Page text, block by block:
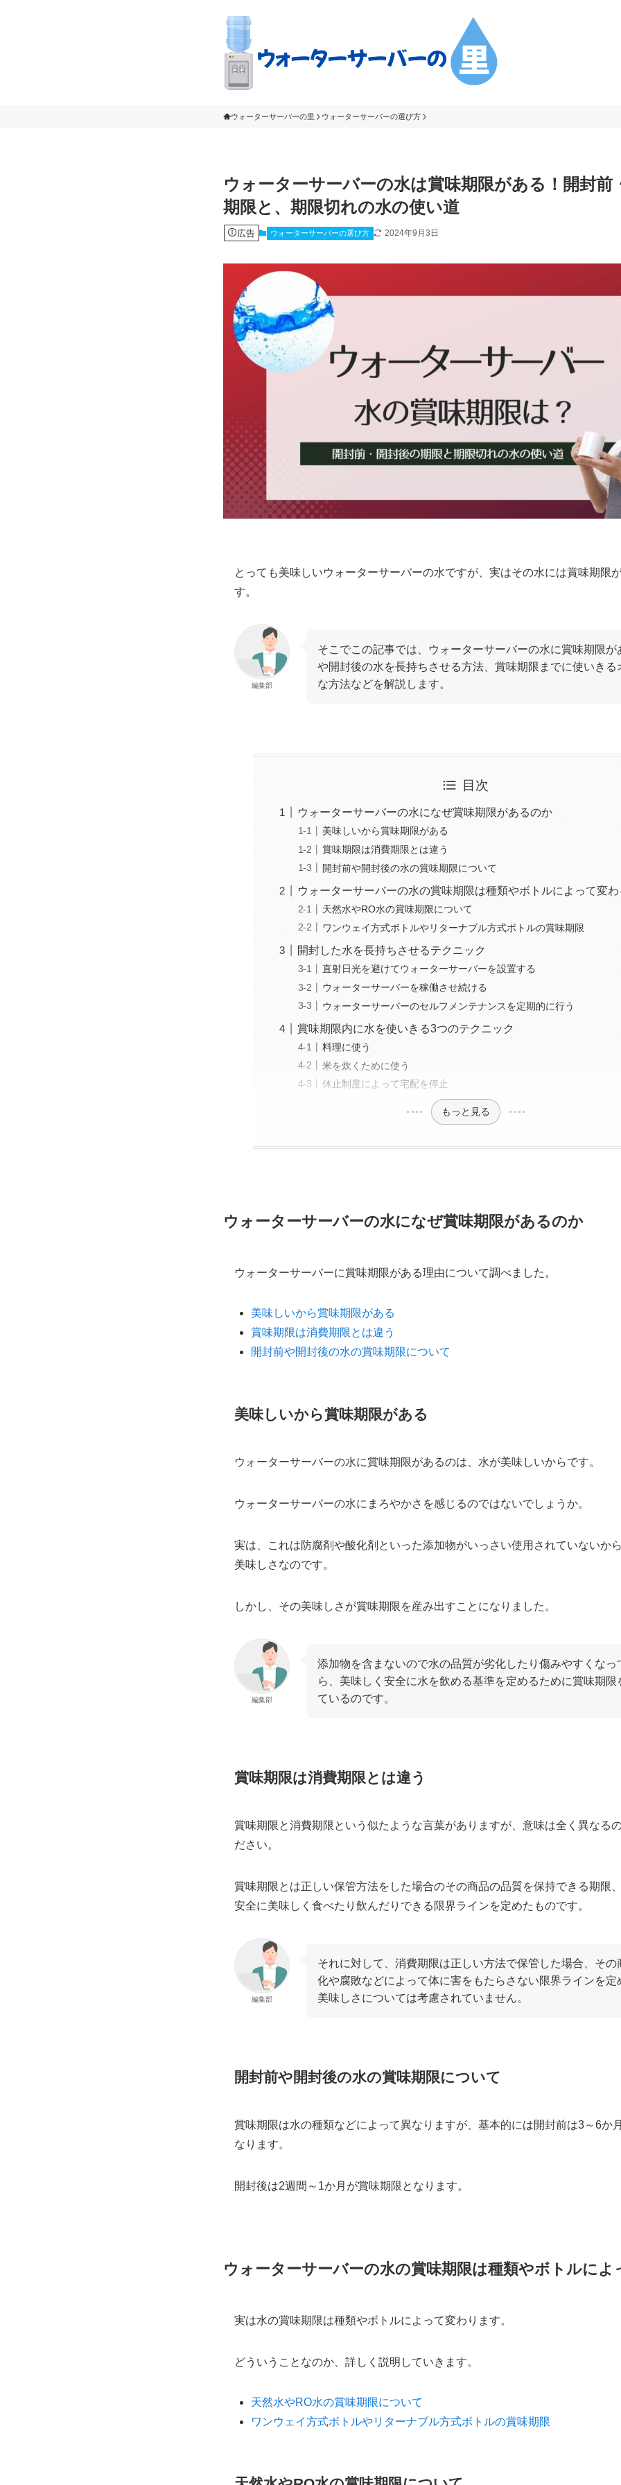
ウォーターサーバーの里 ウォーターサーバーの選び方
ウォーターサーバーの水は賞味期限がある！開封前
期限と、期限切れの水の使い道
広告 ウォーターサーバーの選び方 2024年9月3日
とっても美味しいウォーターサーバーの水ですが、実はその水には賞味期限
す。
編集部
そこでこの記事では、ウォーターサーバーの水に賞味期限が
や開封後の水を長持ちさせる方法、賞味期限までに使いきる
な方法などを解説します。
目次
ウォーターサーバーの水になぜ賞味期限があるのか
美味しいから賞味期限がある
賞味期限は消費期限とは違う
開封前や開封後の水の賞味期限について
ウォーターサーバーの水の賞味期限は種類やボトルによって変わ
天然水やRO水の賞味期限について
ワンウェイ方式ボトルやリターナブル方式ボトルの賞味期限
開封した水を長持ちさせるテクニック
直射日光を避けてウォーターサーバーを設置する
ウォーターサーバーを稼働させ続ける
ウォーターサーバーのセルフメンテナンスを定期的に行う
賞味期限内に水を使いきる3つのテクニック
料理に使う
米を炊くために使う
休止制度によって宅配を停止
もっと見る
ウォーターサーバーの水になぜ賞味期限があるのか
ウォーターサーバーに賞味期限がある理由について調べました。
美味しいから賞味期限がある
賞味期限は消費期限とは違う
開封前や開封後の水の賞味期限について
美味しいから賞味期限がある
ウォーターサーバーの水に賞味期限があるのは、水が美味しいからです。
ウォーターサーバーの水にまろやかさを感じるのではないでしょうか。
実は、これは防腐剤や酸化剤といった添加物がいっさい使用されていないか
美味しさなのです。
しかし、その美味しさが賞味期限を産み出すことになりました。
編集部
添加物を含まないので水の品質が劣化したり傷みやすくなっ
ら、美味しく安全に水を飲める基準を定めるために賞味期限
ているのです。
賞味期限は消費期限とは違う
賞味期限と消費期限という似たような言葉がありますが、意味は全く異なる
ださい。
賞味期限とは正しい保管方法をした場合のその商品の品質を保持できる期限
安全に美味しく食べたり飲んだりできる限界ラインを定めたものです。
編集部
それに対して、消費期限は正しい方法で保管した場合、その
化や腐敗などによって体に害をもたらさない限界ラインを定
美味しさについては考慮されていません。
開封前や開封後の水の賞味期限について
賞味期限は水の種類などによって異なりますが、基本的には開封前は3～6か
なります。
開封後は2週間～1か月が賞味期限となります。
ウォーターサーバーの水の賞味期限は種類やボトルによ
実は水の賞味期限は種類やボトルによって変わります。
どういうことなのか、詳しく説明していきます。
天然水やRO水の賞味期限について
ワンウェイ方式ボトルやリターナブル方式ボトルの賞味期限